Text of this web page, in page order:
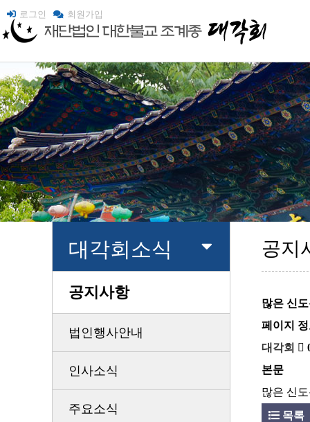
로그인 회원가입
대각회소식
공지사항
법인행사안내
인사소식
주요소식
공지
많은 신
페이지
대각회
본문
많은 신
목록